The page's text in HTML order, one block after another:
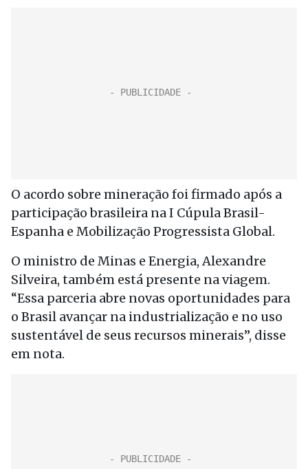
O acordo sobre mineração foi firmado após a
participação brasileira na I Cúpula Brasil-
Espanha e Mobilização Progressista Global.
O ministro de Minas e Energia, Alexandre
Silveira, também está presente na viagem.
“Essa parceria abre novas oportunidades para
o Brasil avançar na industrialização e no uso
sustentável de seus recursos minerais”, disse
em nota.